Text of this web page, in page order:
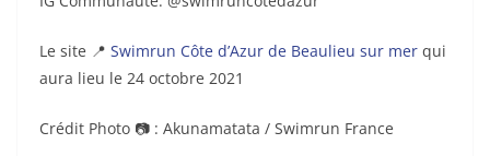
Le site 📍 Swimrun Côte d’Azur de Beaulieu sur mer qui
aura lieu le 24 octobre 2021
Crédit Photo 📷 : Akunamatata / Swimrun France